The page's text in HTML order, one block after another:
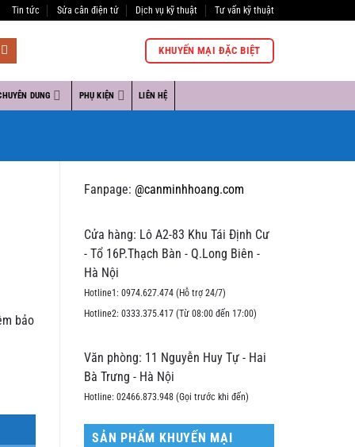
Tin tức Sửa cân điện tử Dịch vụ kỹ thuật Tư vấn kỹ thuật
KHUYẾN MẠI ĐẶC BIỆT
DUNG PHỤ KIỆN LIÊN HỆ
Fanpage: @canminhhoang.com
Cửa hàng: Lô A2-83 Khu Tái Định Cư
- Tổ 16P.Thạch Bàn - Q.Long Biên -
Hà Nội
Hotline1: 0974.627.474 (Hỗ trợ 24/7)
Hotline2: 0333.375.417 (Từ 08:00 đến 17:00)
Văn phòng: 11 Nguyễn Huy Tự - Hai
Bà Trưng - Hà Nội
Hotline: 02466.873.948 (Gọi trước khi đến)
SẢN PHẨM KHUYẾN MẠI
bảo